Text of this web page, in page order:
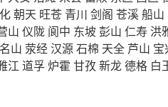
朝天 旺苍 青川 剑阁 苍溪船山
山 仪陇 阆中 东坡彭山 仁寿 洪
名山 荥经汉源石棉 天全 芦山 宝
江 道孚炉霍 甘孜新龙德格 白